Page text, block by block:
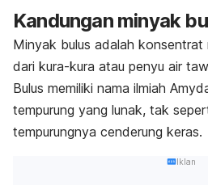
Kandungan minyak
Minyak bulus adalah konsentrat
dari kura-kura atau penyu air
Bulus memiliki nama ilmiah
tempurung yang lunak, tak
tempurungnya cenderung keras.
Iklan